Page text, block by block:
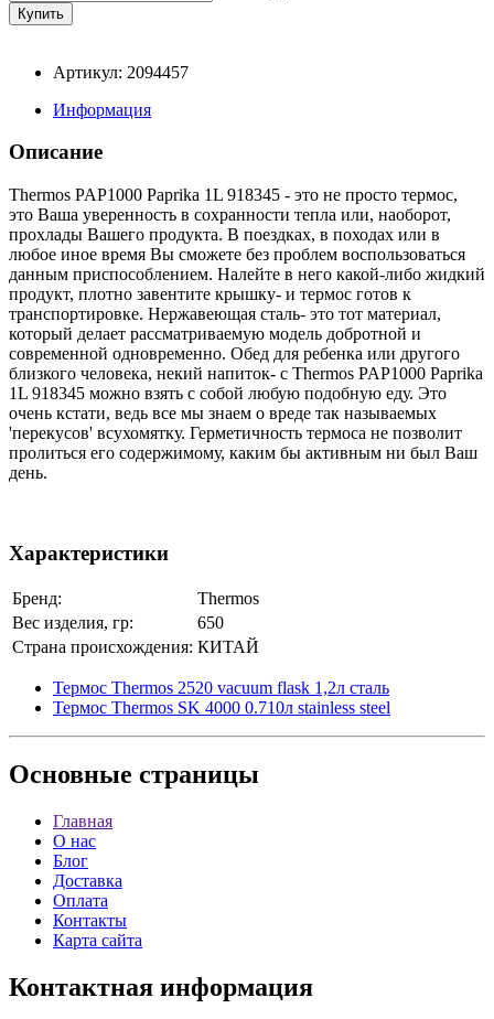
Артикул: 2094457
Информация
Описание
Thermos PAP1000 Paprika 1L 918345 - это не просто термос,
это Ваша уверенность в сохранности тепла или, наоборот,
прохлады Вашего продукта. В поездках, в походах или в
любое иное время Вы сможете без проблем воспользоваться
данным приспособлением. Налейте в него какой-либо жидкий
продукт, плотно завентите крышку- и термос готов к
транспортировке. Нержавеющая сталь- это тот материал,
который делает рассматриваемую модель добротной и
современной одновременно. Обед для ребенка или другого
близкого человека, некий напиток- с Thermos PAP1000 Paprika
1L 918345 можно взять с собой любую подобную еду. Это
очень кстати, ведь все мы знаем о вреде так называемых
'перекусов' всухомятку. Герметичность термоса не позволит
пролиться его содержимому, каким бы активным ни был Ваш
день.
Характеристики
Бренд:
Thermos
Вес изделия, гр:
650
Страна происхождения: КИТАЙ
Термос Thermos 2520 vacuum flask 1,2л сталь
Термос Thermos SK 4000 0.710л stainless steel
Основные страницы
Главная
О нас
Блог
Доставка
Оплата
Контакты
Карта сайта
Контактная информация